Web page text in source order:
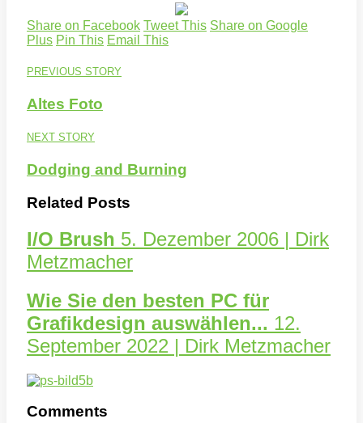
Share on Facebook Tweet This Share on Google
Plus Pin This Email This
PREVIOUS STORY
Altes Foto
NEXT STORY
Dodging and Burning
Related Posts
I/O Brush 5. Dezember 2006 | Dirk
Metzmacher
Wie Sie den besten PC für
Grafikdesign auswählen... 12.
September 2022 | Dirk Metzmacher
Comments